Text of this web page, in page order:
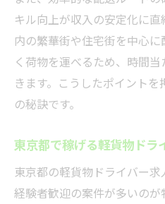
キル向上が収入の安定化に
内の繁華街や住宅街を中心
く荷物を運べるため、時間
きます。こうしたポイント
の秘訣です。
東京都で稼げる軽貨物ドラ
東京都の軽貨物ドライバー
経験者歓迎の案件が多いの